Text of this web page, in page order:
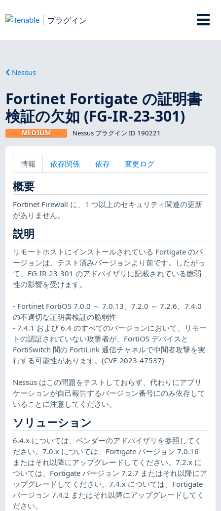
プラグイン
Nessus
Fortinet Fortigate の証明書
検証の欠如 (FG-IR-23-301)
MEDIUM Nessus プラグイン ID 190221
情報 依存関係 依存 変更ログ
概要
Fortinet Firewall に、1 つ以上のセキュリティ関連の更新
がありません。
説明
リモートホストにインストールされている Fortigate のバ
ージョンは、テスト済みバージョンより前です。したがっ
て、FG-IR-23-301 のアドバイザリに記載されている脆弱
性の影響を受けます。
- Fortinet FortiOS 7.0.0 ～ 7.0.13、7.2.0 ～ 7.2.6、7.4.0
の不適切な証明書検証の脆弱性
- 7.4.1 および 6.4 のすべてのバージョンにおいて、リモー
トの認証されていない攻撃者が、FortiOS デバイスと
FortiSwitch 間の FortiLink 通信チャネルで中間者攻撃を実
行する可能性があります。(CVE-2023-47537)
Nessus はこの問題をテストしておらず、代わりにアプリ
ケーションが自己報告するバージョン番号にのみ依存して
いることに注意してください。
ソリューション
6.4.x については、ベンダーのアドバイザリを参照してく
ださい。7.0.x については、Fortigate バージョン 7.0.16
またはそれ以降にアップグレードしてください。7.2.x に
ついては、Fortigate バージョン 7.2.7 またはそれ以降にア
ップグレードしてください。7.4.x については、Fortigate
バージョン 7.4.2 またはそれ以降にアップグレードしてく
ださい。